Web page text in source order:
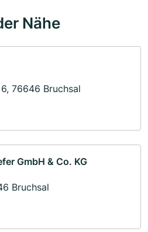
Nähe
76646 Bruchsal
GmbH & Co. KG
Bruchsal